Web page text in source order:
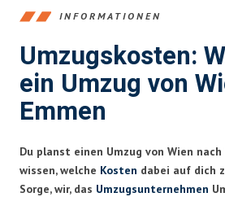
INFORMATIONEN
Umzugskosten:
ein Umzug von
Emmen
Du planst einen Umzug von Wien
wissen, welche Kosten dabei auf dich
Sorge, wir, das Umzugsunternehmen